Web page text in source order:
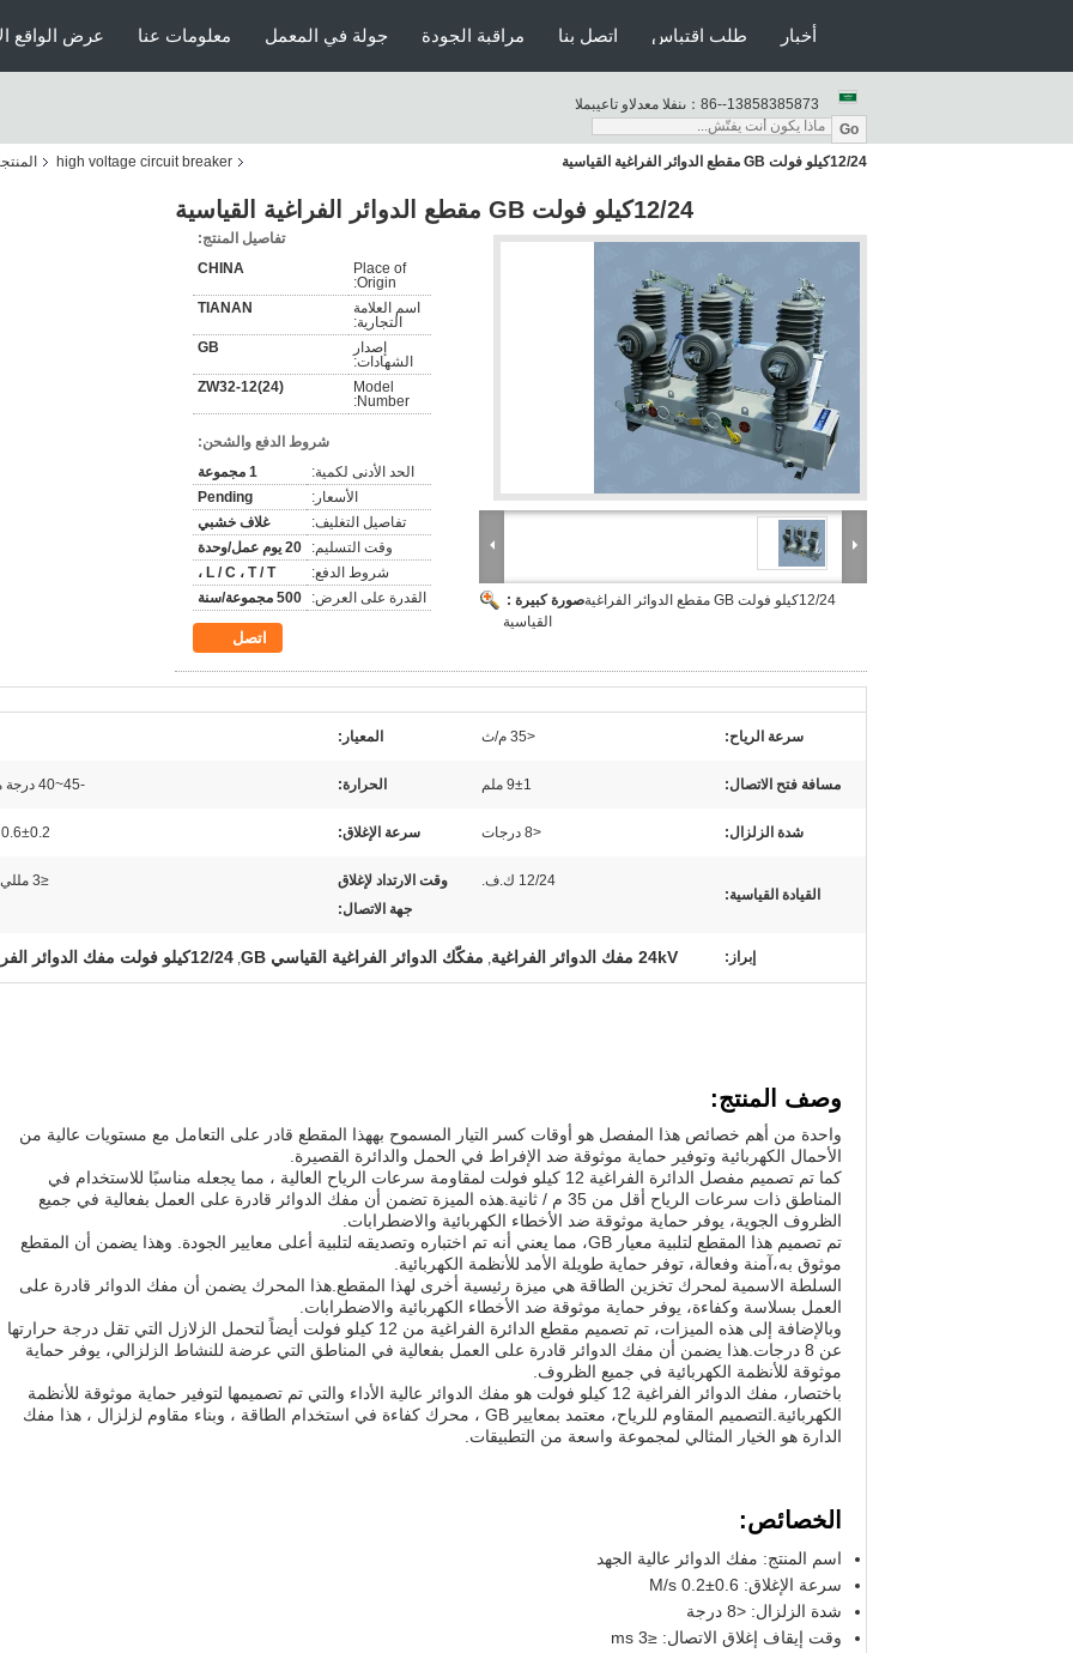
عرض الواقع معلومات عنا جولة في المعمل مراقبة الجودة اتصل بنا طلب اقتباس أخبار
المبيعات والدعم الفنى： 86--13858385873
Go
high voltage circuit breaker 12/24كيلو فولت GB مقطع الدوائر الفراغية القياسية
12/24كيلو فولت GB مقطع الدوائر الفراغية القياسية
صورة كبيرة :12/24كيلو فولت GB مقطع الدوائر الفراغية
القياسية
تفاصيل المنتج:
Place of
Origin:
CHINA
اسم العلامة
التجارية:
TIANAN
إصدار
الشهادات:
GB
Model
Number:
ZW32-12(24)
شروط الدفع والشحن:
الحد الأدنى لكمية:
1 مجموعة
الأسعار:
Pending
تفاصيل التغليف:
غلاف خشبي
وقت التسليم:
20 يوم عمل/وحدة
شروط الدفع:
L / C ، T / T ،
القدرة على العرض:
500 مجموعة/سنة
اتصل
سرعة الرياح: <35 م/ث المعيار:
مسافة فتح الاتصال: 9±1 ملم الحرارة: -45~40 درجة مئوية
شدة الزلزال: <8 درجات سرعة الإغلاق: 0.6±0.2 م/ث
القيادة القياسية:
12/24 ك.ف.
وقت الارتداد لإغلاق
جهة الاتصال:
≤3 مللي ثانية
إبراز: 24kV مفك الدوائر الفراغية , مفكّك الدوائر الفراغية القياسي GB , 12/24كيلو فولت مفك الدوائر الفراغية
وصف المنتج:
واحدة من أهم خصائص هذا المفصل هو أوقات كسر التيار المسموح بههذا المقطع قادر على التعامل مع مستويات عالية من
الأحمال الكهربائية وتوفير حماية موثوقة ضد الإفراط في الحمل والدائرة القصيرة.
كما تم تصميم مفصل الدائرة الفراغية 12 كيلو فولت لمقاومة سرعات الرياح العالية ، مما يجعله مناسبًا للاستخدام في
المناطق ذات سرعات الرياح أقل من 35 م / ثانية.هذه الميزة تضمن أن مفك الدوائر قادرة على العمل بفعالية في جميع
الظروف الجوية، يوفر حماية موثوقة ضد الأخطاء الكهربائية والاضطرابات.
تم تصميم هذا المقطع لتلبية معيار GB، مما يعني أنه تم اختباره وتصديقه لتلبية أعلى معايير الجودة. وهذا يضمن أن المقطع
موثوق به،آمنة وفعالة، توفر حماية طويلة الأمد للأنظمة الكهربائية.
السلطة الاسمية لمحرك تخزين الطاقة هي ميزة رئيسية أخرى لهذا المقطع.هذا المحرك يضمن أن مفك الدوائر قادرة على
العمل بسلاسة وكفاءة، يوفر حماية موثوقة ضد الأخطاء الكهربائية والاضطرابات.
وبالإضافة إلى هذه الميزات، تم تصميم مقطع الدائرة الفراغية من 12 كيلو فولت أيضاً لتحمل الزلازل التي تقل درجة حرارتها
عن 8 درجات.هذا يضمن أن مفك الدوائر قادرة على العمل بفعالية في المناطق التي عرضة للنشاط الزلزالي، يوفر حماية
موثوقة للأنظمة الكهربائية في جميع الظروف.
باختصار، مفك الدوائر الفراغية 12 كيلو فولت هو مفك الدوائر عالية الأداء والتي تم تصميمها لتوفير حماية موثوقة للأنظمة
الكهربائية.التصميم المقاوم للرياح، معتمد بمعايير GB ، محرك كفاءة في استخدام الطاقة ، وبناء مقاوم لزلزال ، هذا مفك
الدارة هو الخيار المثالي لمجموعة واسعة من التطبيقات.
الخصائص:
اسم المنتج: مفك الدوائر عالية الجهد
سرعة الإغلاق: 0.6±0.2 M/s
شدة الزلزال: <8 درجة
وقت إيقاف إغلاق الاتصال: ≤3 ms